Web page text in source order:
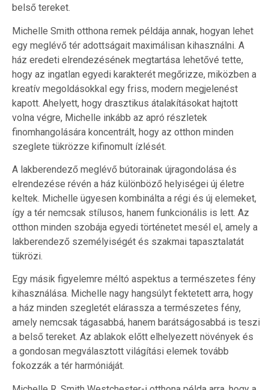
belső tereket.
Michelle Smith otthona remek példája annak, hogyan lehet
egy meglévő tér adottságait maximálisan kihasználni. A
ház eredeti elrendezésének megtartása lehetővé tette,
hogy az ingatlan egyedi karakterét megőrizze, miközben a
kreatív megoldásokkal egy friss, modern megjelenést
kapott. Ahelyett, hogy drasztikus átalakításokat hajtott
volna végre, Michelle inkább az apró részletek
finomhangolására koncentrált, hogy az otthon minden
szeglete tükrözze kifinomult ízlését.
A lakberendező meglévő bútorainak újragondolása és
elrendezése révén a ház különböző helyiségei új életre
keltek. Michelle ügyesen kombinálta a régi és új elemeket,
így a tér nemcsak stílusos, hanem funkcionális is lett. Az
otthon minden szobája egyedi történetet mesél el, amely a
lakberendező személyiségét és szakmai tapasztalatát
tükrözi.
Egy másik figyelemre méltó aspektus a természetes fény
kihasználása. Michelle nagy hangsúlyt fektetett arra, hogy
a ház minden szegletét elárassza a természetes fény,
amely nemcsak tágasabbá, hanem barátságosabbá is teszi
a belső tereket. Az ablakok előtt elhelyezett növények és
a gondosan megválasztott világítási elemek tovább
fokozzák a tér harmóniáját.